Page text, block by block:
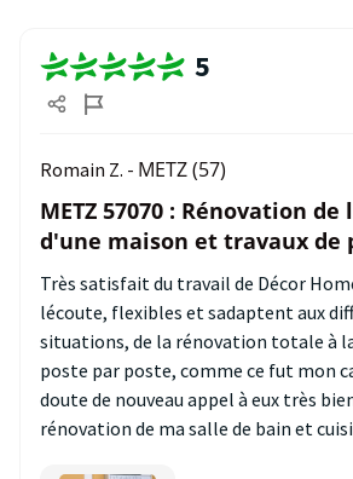
5
Romain Z. - METZ (57)
METZ 57070 : Rénovation
d'une maison et travaux de
Très satisfait du travail de Décor
lécoute, flexibles et sadaptent aux
situations, de la rénovation totale à
poste par poste, comme ce fut mon
doute de nouveau appel à eux très
rénovation de ma salle de bain et